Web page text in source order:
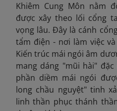
Khiêm Cung Môn nằm
được xây theo lối cổng
vọng lâu. Đây là cánh
tẩm điện - nơi làm việc
Kiến trúc mái ngói âm
mang dáng "mũi hài"
phần diềm mái ngói
long chầu nguyệt" tinh
linh thần phục thánh